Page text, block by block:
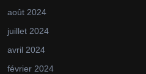
août 2024
juillet 2024
avril 2024
février 2024